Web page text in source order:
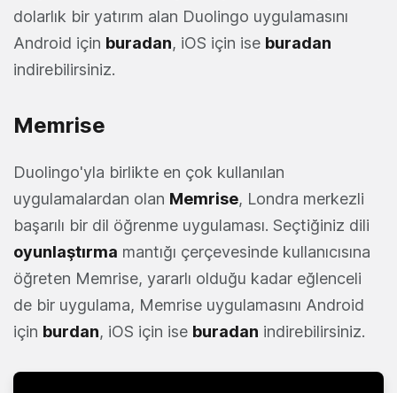
dolarlık bir yatırım alan Duolingo uygulamasını
Android için buradan, iOS için ise buradan
indirebilirsiniz.
Memrise
Duolingo'yla birlikte en çok kullanılan
uygulamalardan olan Memrise, Londra merkezli
başarılı bir dil öğrenme uygulaması. Seçtiğiniz dili
oyunlaştırma mantığı çerçevesinde kullanıcısına
öğreten Memrise, yararlı olduğu kadar eğlenceli
de bir uygulama, Memrise uygulamasını Android
için burdan, iOS için ise buradan indirebilirsiniz.